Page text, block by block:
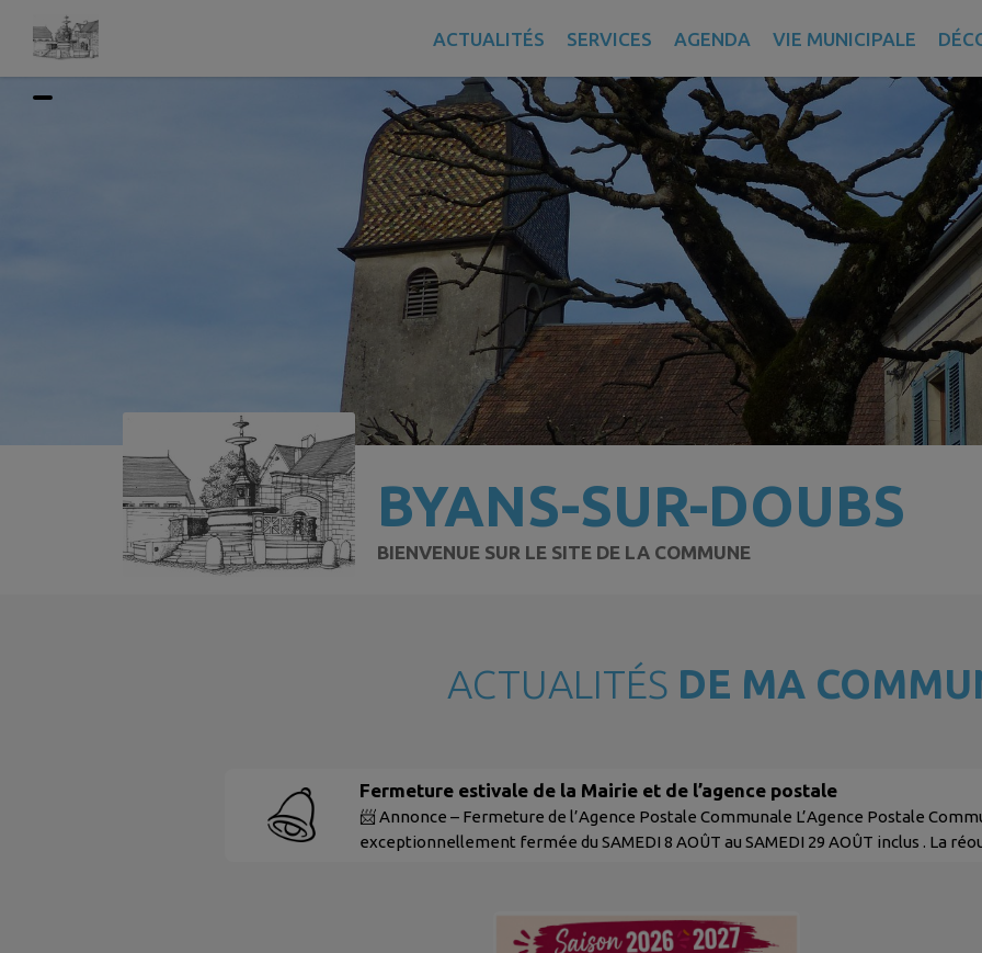
Contenu ACTUALITÉS SERVICES AGENDA VIE MUNICIPALE
BYANS-SUR-DOUBS
BIENVENUE SUR LE SITE DE LA COMMUNE
ACTUALITÉS DE MA
Fermeture estivale de la Mairie et de l’agence postale
📨 Annonce – Fermeture de l’Agence Postale Communale L’Agence Postale
exceptionnellement fermée du SAMEDI 8 AOÛT au SAMEDI 29 AOÛT inclus . La